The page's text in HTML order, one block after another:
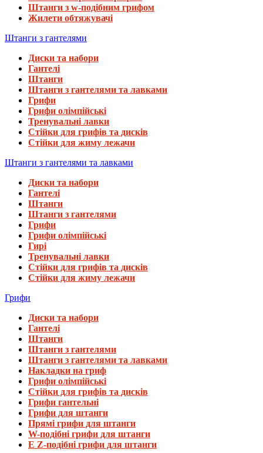
Штанги з w-подібним грифом
Жилети обтяжувачі
Штанги з гантелями
Диски та набори
Гантелі
Штанги
Штанги з гантелями та лавками
Грифи
Грифи олімпійські
Тренувальні лавки
Стійки для грифів та дисків
Стійки для жиму лежачи
Штанги з гантелями та лавками
Диски та набори
Гантелі
Штанги
Штанги з гантелями
Грифи
Грифи олімпійські
Гирі
Тренувальні лавки
Стійки для грифів та дисків
Стійки для жиму лежачи
Грифи
Диски та набори
Гантелі
Штанги
Штанги з гантелями
Штанги з гантелями та лавками
Накладки на гриф
Грифи олімпійські
Стійки для грифів та дисків
Грифи гантельні
Грифи для штанги
Прямі грифи для штанги
W-подібні грифи для штанги
E Z-подібні грифи для штанги